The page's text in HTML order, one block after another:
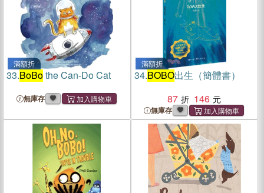
滿額折
33.BoBothe Can-Do Cat
無庫存
滿額折
34.BOBO出生（簡體書）
87
146
無庫存